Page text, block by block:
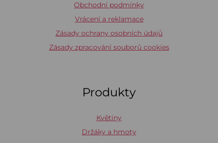
Obchodní podmínky
Vrácení a reklamace
Zásady ochrany osobních údajů
Zásady zpracování souborů cookies
Produkty
Květiny
Držáky a hmoty